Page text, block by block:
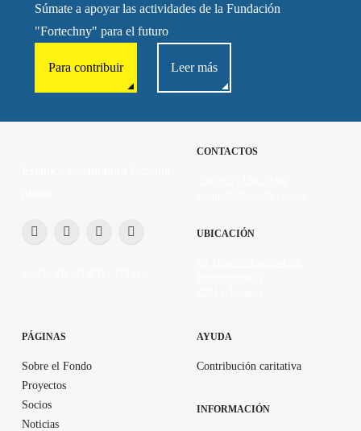
Súmate a apoyar las actividades de la Fundación
"Fortechny" para el futuro
Para contribuir Leer más
CONTACTOS
UBICACIÓN
PÁGINAS
Sobre el Fondo
Proyectos
Socios
Noticias
AYUDA
Contribución caritativa
INFORMACIÓN